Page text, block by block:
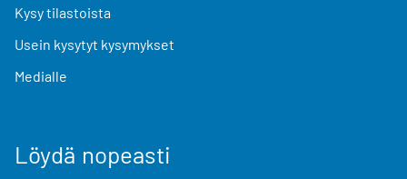
Kysy tilastoista
Usein kysytyt kysymykset
Medialle
Löydä nopeasti